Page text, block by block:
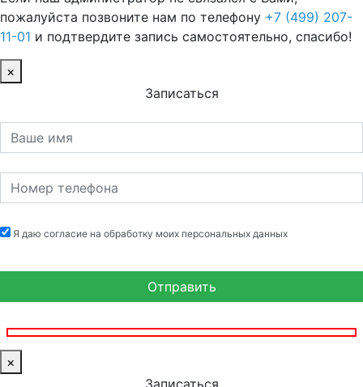
пожалуйста позвоните нам по телефону +7 (499) 207-
11-01 и подтвердите запись самостоятельно, спасибо!
×
Записаться
Я даю согласие на обработку моих персональных данных
×
Записаться